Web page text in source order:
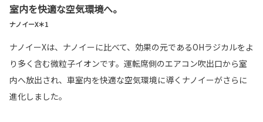
室内を快適な空気環境へ。
ナノイーX＊1
ナノイーXは、ナノイーに比べて、効果の元であるOHラジカルをよ
り多く含む微粒子イオンです。運転席側のエアコン吹出口から室
内へ放出され、車室内を快適な空気環境に導くナノイーがさらに
進化しました。